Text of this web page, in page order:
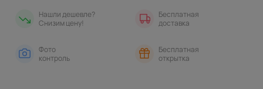
Нашли дешевле?
Снизим цену!
Бесплатная
доставка
Фото
контроль
Бесплатная
открытка